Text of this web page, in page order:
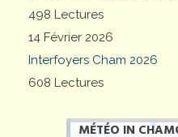
498 Lectures
14 Février 2026
Interfoyers Cham 2026
608 Lectures
MÉTÉO IN